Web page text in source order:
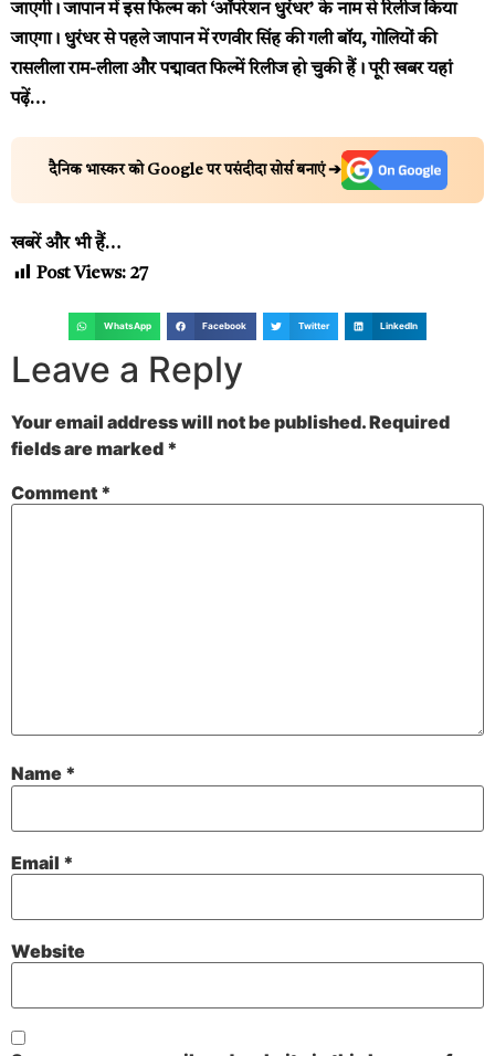
जाएगी। जापान में इस फिल्म को ‘ऑपरेशन धुरंधर’ के नाम से रिलीज किया
जाएगा। धुरंधर से पहले जापान में रणवीर सिंह की गली बॉय, गोलियों की
रासलीला राम-लीला और पद्मावत फिल्में रिलीज हो चुकी हैं।पूरी खबर यहां
पढ़ें…
दैनिक भास्कर को Google पर पसंदीदा सोर्स बनाएं ➔
खबरें और भी हैं…
Post Views: 27
WhatsApp Facebook Twitter LinkedIn
Leave a Reply
Your email address will not be published.Required
fields are marked *
Comment *
Name *
Email *
Website